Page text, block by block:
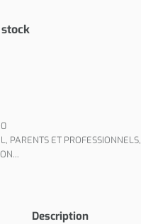
stock
, PARENTS ET PROFESSIONNELS,
Description